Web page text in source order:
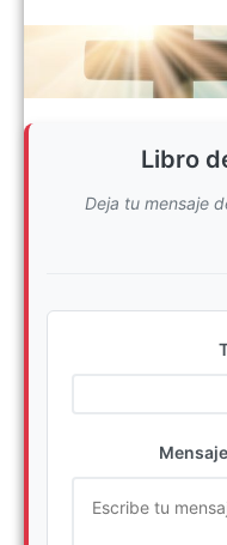
Libro
Deja tu mensaje